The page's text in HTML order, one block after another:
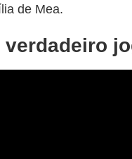
de Mea.
verdadeiro